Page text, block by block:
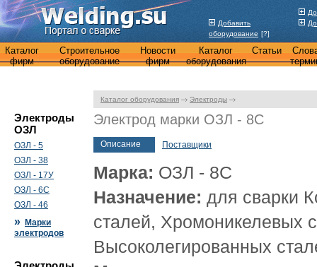
Добавить
оборудование [?]
Каталог
фирм
Строительное
оборудование
Новости
фирм
Каталог
оборудования
Статьи
Электроды
ОЗЛ
ОЗЛ - 5
ОЗЛ - 38
ОЗЛ - 17У
ОЗЛ - 6С
ОЗЛ - 46
» Марки
электродов
Каталог оборудования Электроды
Электрод марки ОЗЛ - 8С
Описание Поставщики
Марка: ОЗЛ - 8С
Назначение: для сварки
сталей, Хромоникелевых
Высоколегированных